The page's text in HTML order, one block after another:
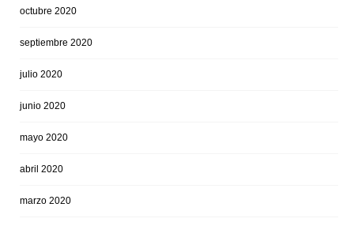
octubre 2020
septiembre 2020
julio 2020
junio 2020
mayo 2020
abril 2020
marzo 2020